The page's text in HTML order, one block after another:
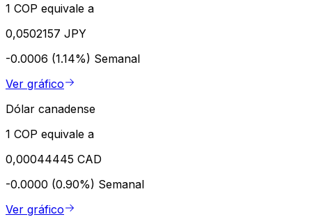
1 COP equivale a
0,0502157 JPY
-0.0006 (1.14%) Semanal
Ver gráfico
Dólar canadense
1 COP equivale a
0,00044445 CAD
-0.0000 (0.90%) Semanal
Ver gráfico